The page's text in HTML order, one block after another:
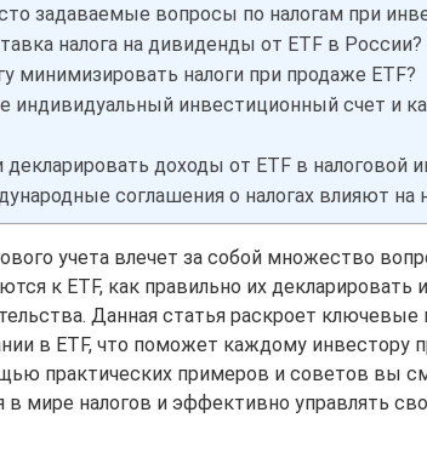
задаваемые вопросы по налогам при
налога на дивиденды от ETF в России?
минимизировать налоги при продаже ETF?
индивидуальный инвестиционный счет и
декларировать доходы от ETF в налоговой
соглашения о налогах влияют на
учета влечет за собой множество
к ETF, как правильно их декларировать
Данная статья раскроет
в ETF, что поможет каждому инвестору
практических примеров и советов вы
в мире налогов и эффективно управлять